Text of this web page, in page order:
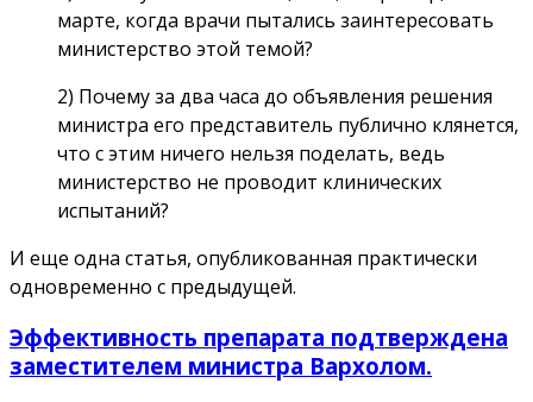
марте, когда врачи пытались заинтересовать
министерство этой темой?
2) Почему за два часа до объявления решения
министра его представитель публично клянется,
что с этим ничего нельзя поделать, ведь
министерство не проводит клинических
испытаний?
И еще одна статья, опубликованная практически
одновременно с предыдущей.
Эффективность препарата подтверждена
заместителем министра Вархолом.